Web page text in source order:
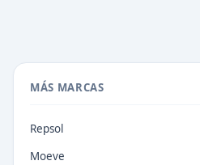
MÁS MARCAS
Repsol
Moeve